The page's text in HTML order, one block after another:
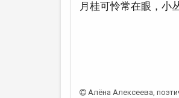
月桂可怜常在眼，小
Алёна Алексеева,